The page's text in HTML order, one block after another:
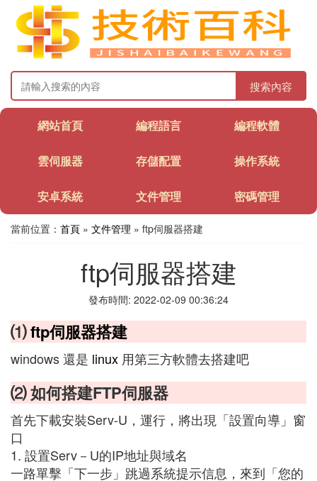
搜索內容
網站首頁 編程語言 編程軟體
雲伺服器 存儲配置 操作系統
安卓系統 文件管理 密碼管理
當前位置： 首頁 » 文件管理 » ftp伺服器搭建
ftp伺服器搭建
發布時間: 2022-02-09 00:36:24
⑴ftp伺服器搭建
windows 還是 linux 用第三方軟體去搭建吧
⑵ 如何搭建FTP伺服器
首先下載安裝Serv-U，運行，將出現「設置向導」窗
口
1. 設置Serv－U的IP地址與域名
一路單擊「下一步」跳過系統提示信息，來到「您的